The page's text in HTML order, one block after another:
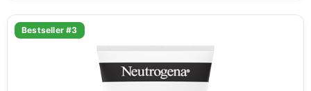
Bestseller #3